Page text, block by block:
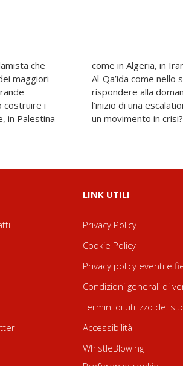
che
maggiori
costruire i
in Palestina
globale di
per
è
di coda di
un movimento in crisi?
LINK UTILI
Privacy Policy
Cookie Policy
Privacy policy eventi e
Condizioni generali di
Termini di utilizzo del
Accessibilità
WhistleBlowing